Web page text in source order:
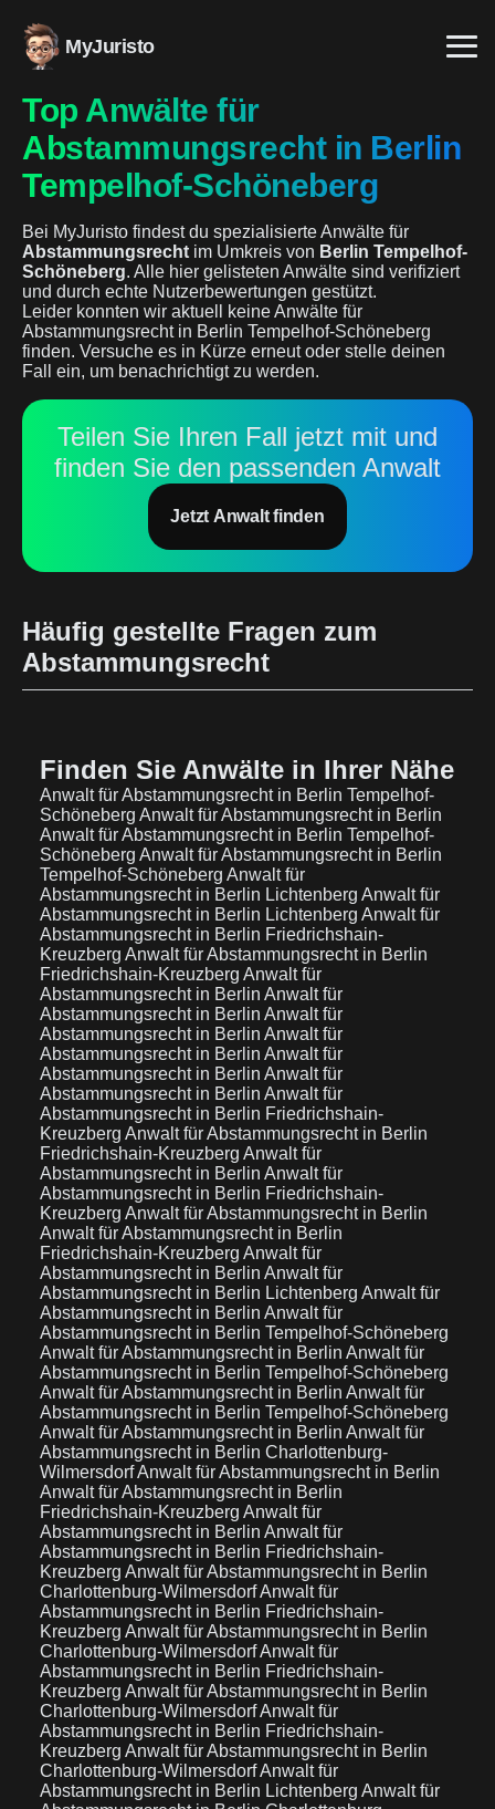
MyJuristo
Top Anwälte für
Abstammungsrecht in Berlin
Tempelhof-Schöneberg
Bei MyJuristo findest du spezialisierte Anwälte für
Abstammungsrecht im Umkreis von Berlin Tempelhof-
Schöneberg. Alle hier gelisteten Anwälte sind verifiziert
und durch echte Nutzerbewertungen gestützt.
Leider konnten wir aktuell keine Anwälte für
Abstammungsrecht in Berlin Tempelhof-Schöneberg
finden. Versuche es in Kürze erneut oder stelle deinen
Fall ein, um benachrichtigt zu werden.
Teilen Sie Ihren Fall jetzt mit und
finden Sie den passenden Anwalt
Jetzt Anwalt finden
Häufig gestellte Fragen zum
Abstammungsrecht
Finden Sie Anwälte in Ihrer Nähe
Anwalt für Abstammungsrecht in Berlin Tempelhof-
Schöneberg Anwalt für Abstammungsrecht in Berlin
Anwalt für Abstammungsrecht in Berlin Tempelhof-
Schöneberg Anwalt für Abstammungsrecht in Berlin
Tempelhof-Schöneberg Anwalt für
Abstammungsrecht in Berlin Lichtenberg Anwalt für
Abstammungsrecht in Berlin Lichtenberg Anwalt für
Abstammungsrecht in Berlin Friedrichshain-
Kreuzberg Anwalt für Abstammungsrecht in Berlin
Friedrichshain-Kreuzberg Anwalt für
Abstammungsrecht in Berlin Anwalt für
Abstammungsrecht in Berlin Anwalt für
Abstammungsrecht in Berlin Anwalt für
Abstammungsrecht in Berlin Anwalt für
Abstammungsrecht in Berlin Anwalt für
Abstammungsrecht in Berlin Anwalt für
Abstammungsrecht in Berlin Friedrichshain-
Kreuzberg Anwalt für Abstammungsrecht in Berlin
Friedrichshain-Kreuzberg Anwalt für
Abstammungsrecht in Berlin Anwalt für
Abstammungsrecht in Berlin Friedrichshain-
Kreuzberg Anwalt für Abstammungsrecht in Berlin
Anwalt für Abstammungsrecht in Berlin
Friedrichshain-Kreuzberg Anwalt für
Abstammungsrecht in Berlin Anwalt für
Abstammungsrecht in Berlin Lichtenberg Anwalt für
Abstammungsrecht in Berlin Anwalt für
Abstammungsrecht in Berlin Tempelhof-Schöneberg
Anwalt für Abstammungsrecht in Berlin Anwalt für
Abstammungsrecht in Berlin Tempelhof-Schöneberg
Anwalt für Abstammungsrecht in Berlin Anwalt für
Abstammungsrecht in Berlin Tempelhof-Schöneberg
Anwalt für Abstammungsrecht in Berlin Anwalt für
Abstammungsrecht in Berlin Charlottenburg-
WilmersdorfAnwalt für Abstammungsrecht in Berlin
Anwalt für Abstammungsrecht in Berlin
Friedrichshain-Kreuzberg Anwalt für
Abstammungsrecht in Berlin Anwalt für
Abstammungsrecht in Berlin Friedrichshain-
Kreuzberg Anwalt für Abstammungsrecht in Berlin
Charlottenburg-WilmersdorfAnwalt für
Abstammungsrecht in Berlin Friedrichshain-
Kreuzberg Anwalt für Abstammungsrecht in Berlin
Charlottenburg-WilmersdorfAnwalt für
Abstammungsrecht in Berlin Friedrichshain-
Kreuzberg Anwalt für Abstammungsrecht in Berlin
Charlottenburg-WilmersdorfAnwalt für
Abstammungsrecht in Berlin Friedrichshain-
Kreuzberg Anwalt für Abstammungsrecht in Berlin
Charlottenburg-WilmersdorfAnwalt für
Abstammungsrecht in Berlin Lichtenberg Anwalt für